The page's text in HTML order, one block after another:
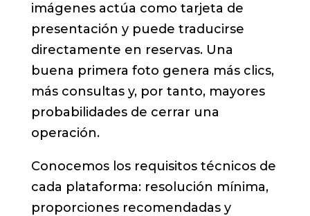
imágenes actúa como tarjeta de
presentación y puede traducirse
directamente en reservas. Una
buena primera foto genera más clics,
más consultas y, por tanto, mayores
probabilidades de cerrar una
operación.
Conocemos los requisitos técnicos de
cada plataforma: resolución mínima,
proporciones recomendadas y